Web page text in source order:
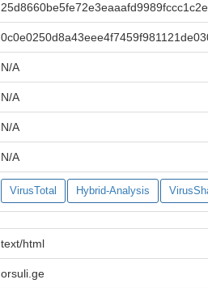
N/A
N/A
N/A
N/A
VirusTotal Hybrid-Analysis
text/html
orsuli.ge